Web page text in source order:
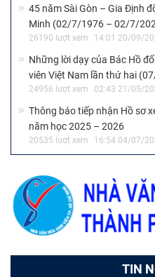
45 năm Sài Gòn – Gia Định
Minh (02/7/1976 – 02/7/
26190 lượt xem 14:01 20/09/
Những lời dạy của Bác Hồ
viên Việt Nam lần thứ hai
24956 lượt xem 02:43 21/05/
Thông báo tiếp nhận Hồ sơ
năm học 2025 – 2026
20535 lượt xem 16:54 04/07/
TIN